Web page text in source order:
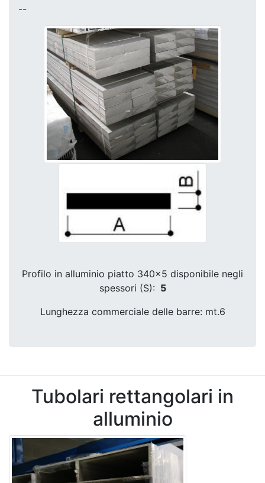
--
Profilo in alluminio piatto 340x5 disponibile negli
spessori (S): 5
Lunghezza commerciale delle barre: mt.6
Tubolari rettangolari in
alluminio